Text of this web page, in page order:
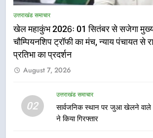
उत्तराखंड समाचार
खेल महाकुंभ 2026ः 01 सितंबर से सजेगा
चौम्पियनशिप ट्रॉफी का मंच, न्याय पंचायत से
प्रतिभा का प्रदर्शन
August 7, 2026
02
उत्तराखंड समाचार
सार्वजनिक स्थान पर जुआ खेलने वाले
ने किया गिरफ्तार
राष्ट्रीय हथकरघा
कारीगरों को किया
उत्तराखंड समाचार
6
का गठन
उत्तराखंड समाचार